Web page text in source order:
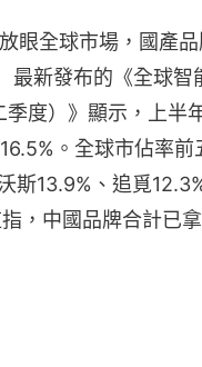
眼全球市場，國產
最新發布的《全球
度）》顯示，上半
。全球市佔率
斯13.9%、追覓
，中國品牌合計已